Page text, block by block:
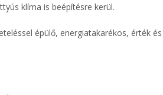
klíma is beépítésre kerül.
épülő, energiatakarékos, érték és